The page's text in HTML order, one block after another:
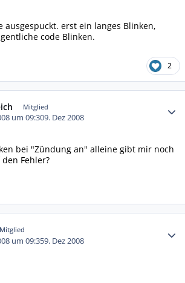
ausgespuckt. erst ein langes Blinken,
code Blinken.
2
Mitglied
um 09:309. Dez 2008
bei "Zündung an" alleine gibt mir noch
Fehler?
Mitglied
um 09:359. Dez 2008